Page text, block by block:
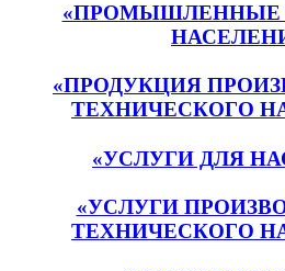
«ПРОМЫШЛЕННЫЕ
«ПРОДУКЦИЯ
ТЕХНИЧЕСКОГО
«УСЛУГИ ДЛЯ
«УСЛУГИ
ТЕХНИЧЕСКОГО